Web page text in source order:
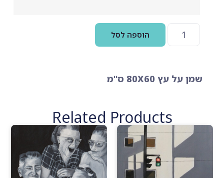
הוספה לסל
שמן על עץ 80X60 ס"מ
Related Products